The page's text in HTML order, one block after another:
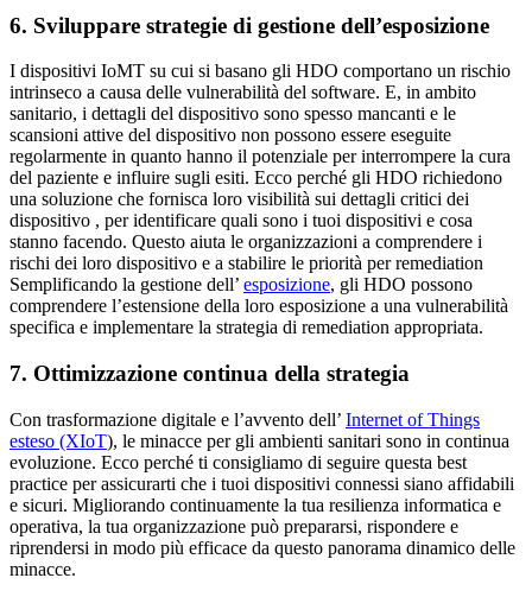
6. Sviluppare strategie di gestione dell’esposizione
I dispositivi IoMT su cui si basano gli HDO comportano un rischio
intrinseco a causa delle vulnerabilità del software. E, in ambito
sanitario, i dettagli del dispositivo sono spesso mancanti e le
scansioni attive del dispositivo non possono essere eseguite
regolarmente in quanto hanno il potenziale per interrompere la cura
del paziente e influire sugli esiti. Ecco perché gli HDO richiedono
una soluzione che fornisca loro visibilità sui dettagli critici dei
dispositivo , per identificare quali sono i tuoi dispositivi e cosa
stanno facendo. Questo aiuta le organizzazioni a comprendere i
rischi dei loro dispositivo e a stabilire le priorità per remediation
Semplificando la gestione dell’ esposizione, gli HDO possono
comprendere l’estensione della loro esposizione a una vulnerabilità
specifica e implementare la strategia di remediation appropriata.
7. Ottimizzazione continua della strategia
Con trasformazione digitale e l’avvento dell’ Internet of Things
esteso (XIoT), le minacce per gli ambienti sanitari sono in continua
evoluzione. Ecco perché ti consigliamo di seguire questa best
practice per assicurarti che i tuoi dispositivi connessi siano affidabili
e sicuri. Migliorando continuamente la tua resilienza informatica e
operativa, la tua organizzazione può prepararsi, rispondere e
riprendersi in modo più efficace da questo panorama dinamico delle
minacce.